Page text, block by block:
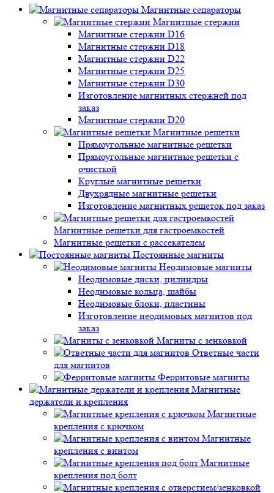
Магнитные сепараторы
Магнитные стержни
Магнитные стержни D16
Магнитные стержни D18
Магнитные стержни D22
Магнитные стержни D25
Магнитные стержни D30
Изготовление магнитных стержней под
заказ
Магнитные стержни D20
Магнитные решетки
Прямоугольные магнитные решетки
Прямоугольные магнитные решетки с
очисткой
Круглые магнитные решетки
Двухрядные магнитные решетки
Изготовление магнитных решеток под заказ
Магнитные решетки для гастроемкостей
Магнитные решетки с рассекателем
Постоянные магниты
Неодимовые магниты
Неодимовые диски, цилиндры
Неодимовые кольца, шайбы
Неодимовые блоки, пластины
Изготовление неодимовых магнитов под
заказ
Магниты с зенковкой
Ответные части
для магнитов
Ферритовые магниты
Магнитные
держатели и крепления
Магнитные
крепления с крючком
Магнитные
крепления с винтом
Магнитные
крепления под болт